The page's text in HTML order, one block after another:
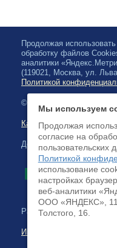
Продолжая
обработку файлов
аналитики
(119021, Москва, ул.
Политикой
© 2026, Карельская
Карта сайта
Доступна оплата
Разработка сайта:
Интернет-бизнес-системы
Мы используем
Продолжая
согласие на
пользовательских
Политикой
использование
настройках
веб-аналитики
ООО «ЯНДЕКС»,
Толстого, 16.